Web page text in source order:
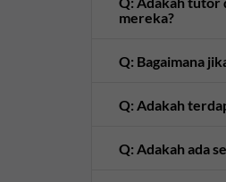
mereka?
Q: Bagaimana
Q: Adakah
Q: Adakah ada